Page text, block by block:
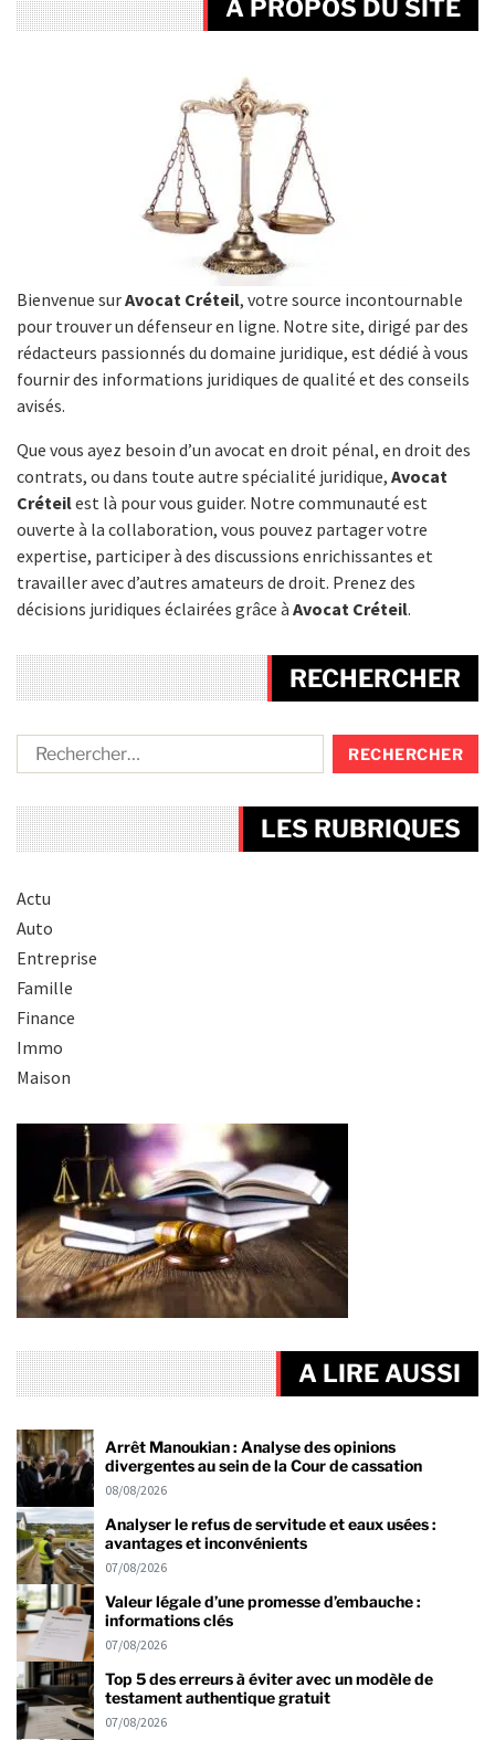
A PROPOS DU SITE
Bienvenue surAvocat Créteil, votre source incontournable
pour trouver un défenseur en ligne. Notre site, dirigé par des
rédacteurs passionnés du domaine juridique, est dédié à vous
fournir des informations juridiques de qualité et des conseils
avisés.
Que vous ayez besoin d’un avocat en droit pénal, en droit des
contrats, ou dans toute autre spécialité juridique, Avocat
Créteilest là pour vous guider. Notre communauté est
ouverte à la collaboration, vous pouvez partager votre
expertise, participer à des discussions enrichissantes et
travailler avec d’autres amateurs de droit. Prenez des
décisions juridiques éclairées grâce à Avocat Créteil.
RECHERCHER
LES RUBRIQUES
Actu
Auto
Entreprise
Famille
Finance
Immo
Maison
A LIRE AUSSI
Arrêt Manoukian : Analyse des opinions
divergentes au sein de la Cour de cassation
08/08/2026
Analyser le refus de servitude et eaux usées :
avantages et inconvénients
07/08/2026
Valeur légale d’une promesse d’embauche :
informations clés
07/08/2026
Top 5 des erreurs à éviter avec un modèle de
testament authentique gratuit
07/08/2026